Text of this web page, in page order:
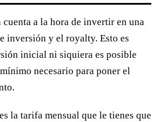
a la hora de invertir en una
inversión y el royalty. Esto es
inicial ni siquiera es posible
necesario para poner el
la tarifa mensual que le tienes que